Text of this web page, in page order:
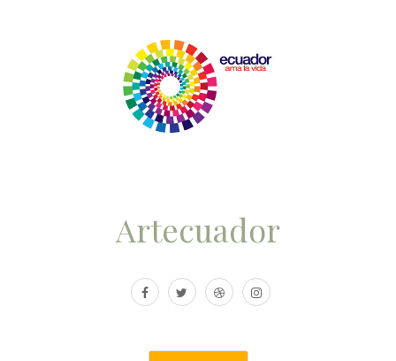
Artecuador